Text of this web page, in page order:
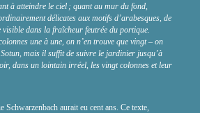
à atteindre le ciel ; quant au mur du fond,
délicates aux motifs d’arabesques, de
visible dans la fraîcheur feutrée du portique.
une à une, on n’en trouve que vingt – on
mais il suffit de suivre le jardinier jusqu’à
dans un lointain irréel, les vingt colonnes et leur
Schwarzenbach aurait eu cent ans. Ce texte,